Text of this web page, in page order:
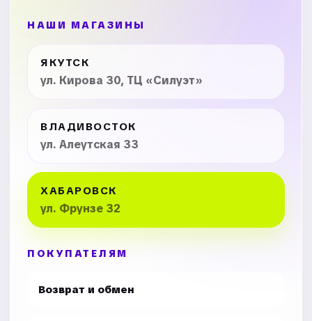
НАШИ МАГАЗИНЫ
ЯКУТСК
ул. Кирова 30, ТЦ «Силуэт»
ВЛАДИВОСТОК
ул. Алеутская 33
ХАБАРОВСК
ул. Фрунзе 32
ПОКУПАТЕЛЯМ
Возврат и обмен